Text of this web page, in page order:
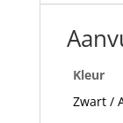
Kleur
Zwart /